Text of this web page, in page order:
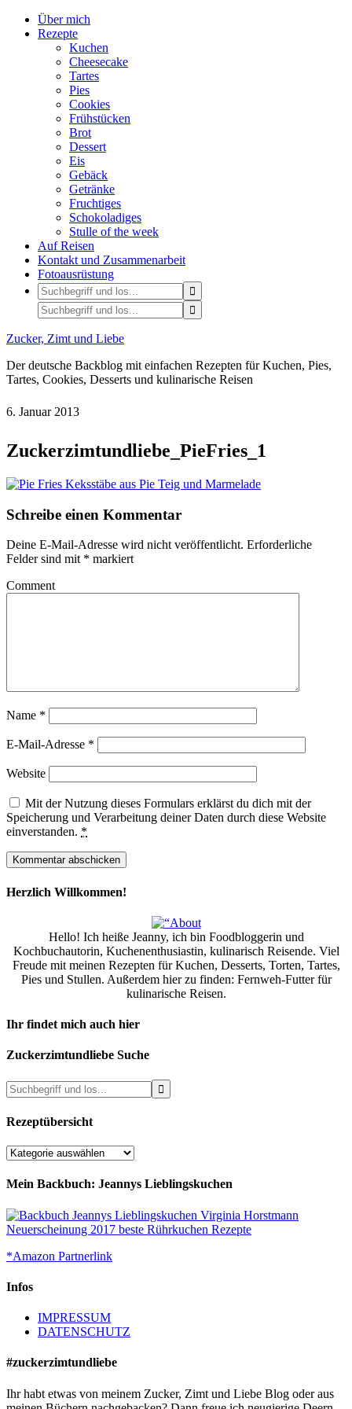
Über mich
Rezepte
Kuchen
Cheesecake
Tartes
Pies
Cookies
Frühstücken
Brot
Dessert
Eis
Gebäck
Getränke
Fruchtiges
Schokoladiges
Stulle of the week
Auf Reisen
Kontakt und Zusammenarbeit
Fotoausrüstung
Zucker, Zimt und Liebe
Der deutsche Backblog mit einfachen Rezepten für Kuchen, Pies,
Tartes, Cookies, Desserts und kulinarische Reisen
6. Januar 2013
Zuckerzimtundliebe_PieFries_1
Schreibe einen Kommentar
Deine E-Mail-Adresse wird nicht veröffentlicht. Erforderliche
Felder sind mit * markiert
Comment
Name *
E-Mail-Adresse *
Website
Mit der Nutzung dieses Formulars erklärst du dich mit der
Speicherung und Verarbeitung deiner Daten durch diese Website
einverstanden. *
Herzlich Willkommen!
Hello! Ich heiße Jeanny, ich bin Foodbloggerin und
Kochbuchautorin, Kuchenenthusiastin, kulinarisch Reisende. Viel
Freude mit meinen Rezepten für Kuchen, Desserts, Torten, Tartes,
Pies und Stullen. Außerdem hier zu finden: Fernweh-Futter für
kulinarische Reisen.
Ihr findet mich auch hier
Zuckerzimtundliebe Suche
Rezeptübersicht
Rezeptübersicht
Mein Backbuch: Jeannys Lieblingskuchen
*Amazon Partnerlink
Infos
IMPRESSUM
DATENSCHUTZ
#zuckerzimtundliebe
Ihr habt etwas von meinem Zucker, Zimt und Liebe Blog oder aus